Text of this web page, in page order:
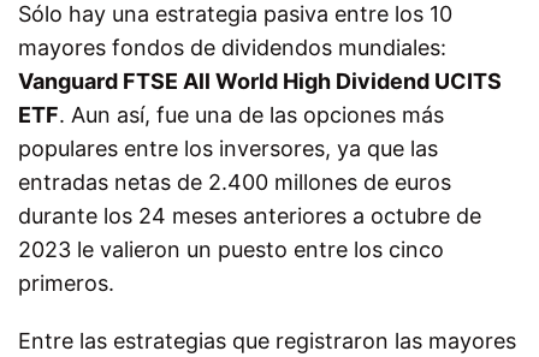
Sólo hay una estrategia pasiva entre los 10
mayores fondos de dividendos mundiales:
Vanguard FTSE All World High Dividend UCITS
ETF. Aun así, fue una de las opciones más
populares entre los inversores, ya que las
entradas netas de 2.400 millones de euros
durante los 24 meses anteriores a octubre de
2023 le valieron un puesto entre los cinco
primeros.
Entre las estrategias que registraron las mayores